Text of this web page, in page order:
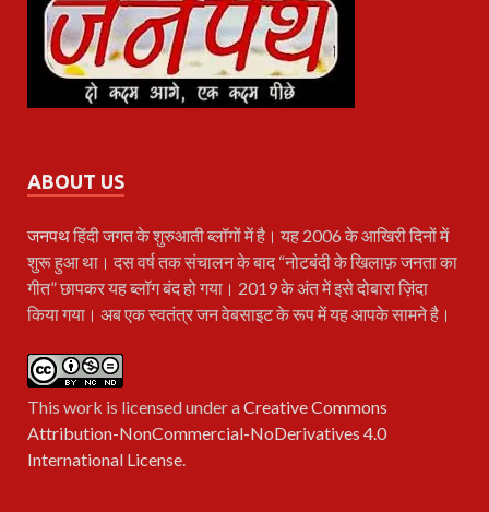
ABOUT US
जनपथहिंदी जगत के शुरुआती ब्लॉगों में है। यह 2006 के आखिरी दिनों में
शुरू हुआ था। दस वर्ष तक संचालन के बाद “नोटबंदी के खिलाफ़ जनता का
गीत” छापकर यह ब्लॉग बंद हो गया। 2019 के अंत में इसे दोबारा ज़िंदा
किया गया। अब एक स्वतंत्र जन वेबसाइट के रूप में यह आपके सामने है।
This work is licensed under aCreative Commons
Attribution-NonCommercial-NoDerivatives 4.0
International License.